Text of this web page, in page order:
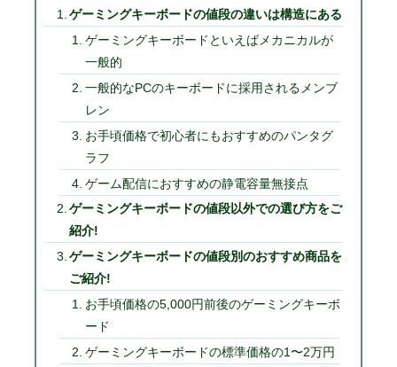
ゲーミングキーボードの値段の違いは構造にある
ゲーミングキーボードといえばメカニカルが
一般的
一般的なPCのキーボードに採用されるメンブ
レン
お手頃価格で初心者にもおすすめのパンタグ
ラフ
ゲーム配信におすすめの静電容量無接点
ゲーミングキーボードの値段以外での選び方をご
紹介!
ゲーミングキーボードの値段別のおすすめ商品を
ご紹介!
お手頃価格の5,000円前後のゲーミングキーボ
ード
ゲーミングキーボードの標準価格の1〜2万円